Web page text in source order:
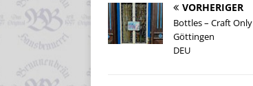
VORHERIGER
Bottles – Craft Only
Göttingen
DEU